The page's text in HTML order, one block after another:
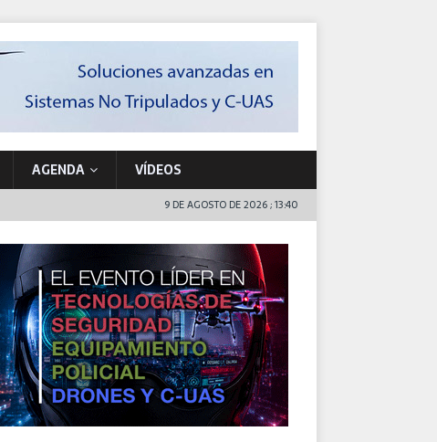
AGENDA VÍDEOS
9 DE AGOSTO DE 2026 ; 13:40